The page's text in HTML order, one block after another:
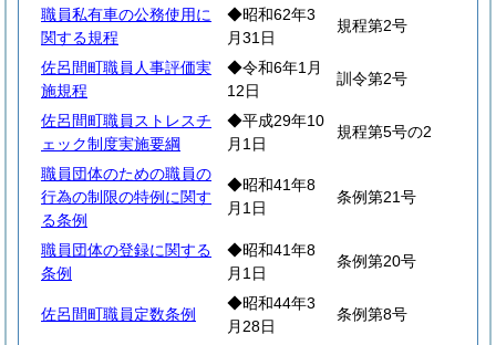
職員私有車の公務使用に
関する規程
◆昭和62年3
月31日
規程第2号
佐呂間町職員人事評価実
施規程
◆令和6年1月
12日
訓令第2号
佐呂間町職員ストレスチ
ェック制度実施要綱
◆平成29年10
月1日
規程第5号の2
職員団体のための職員の
行為の制限の特例に関す
る条例
◆昭和41年8
月1日
条例第21号
職員団体の登録に関する
条例
◆昭和41年8
月1日
条例第20号
佐呂間町職員定数条例
◆昭和44年3
月28日
条例第8号